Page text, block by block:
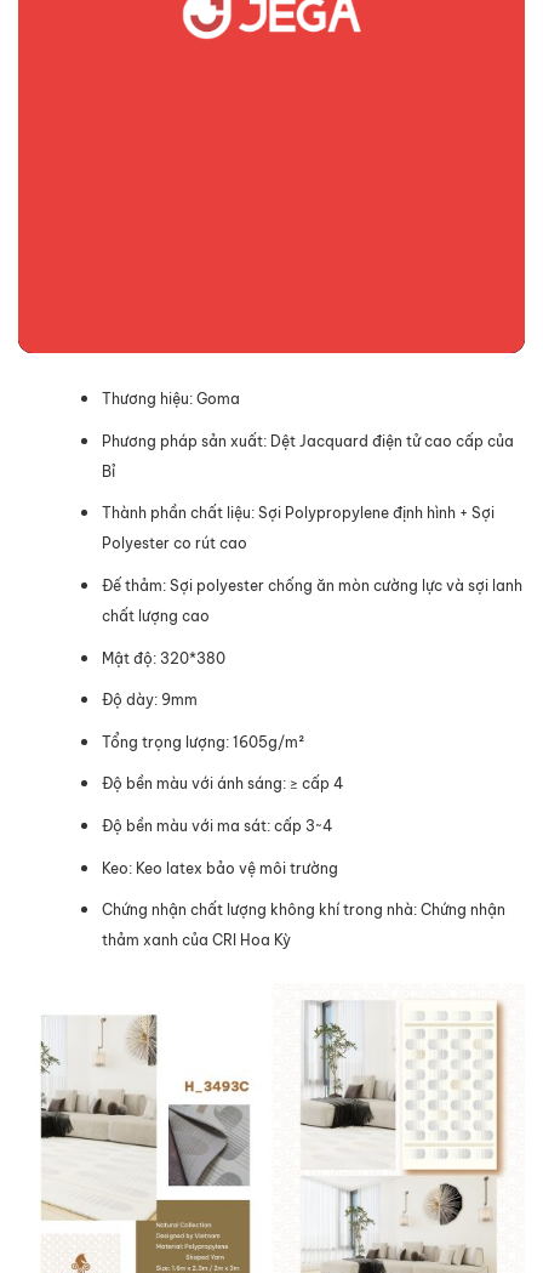
Thương hiệu: Goma
Phương pháp sản xuất: Dệt Jacquard điện tử cao cấp của
Bỉ
Thành phần chất liệu: Sợi Polypropylene định hình + Sợi
Polyester co rút cao
Đế thảm: Sợi polyester chống ăn mòn cường lực và sợi lanh
chất lượng cao
Mật độ: 320*380
Độ dày: 9mm
Tổng trọng lượng: 1605g/m²
Độ bền màu với ánh sáng: ≥ cấp 4
Độ bền màu với ma sát: cấp 3~4
Keo: Keo latex bảo vệ môi trường
Chứng nhận chất lượng không khí trong nhà: Chứng nhận
thảm xanh của CRI Hoa Kỳ